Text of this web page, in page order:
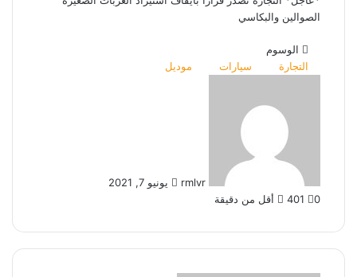
الصوالين والبكاسي
الوسوم
التجارة
سيارات موديل
rmlvr
يونيو 7, 2021
0
أقل من دقيقة